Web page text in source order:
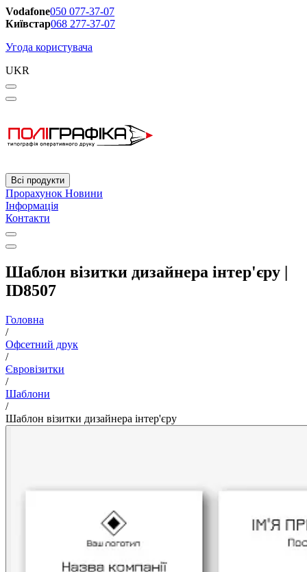
Vodafone050 077-37-07
Київстар068 277-37-07
Угода користувача
UKR
Всі продукти
Прорахунок Новини
Інформація
Контакти
Шаблон візитки дизайнера інтер'єру |
ID8507
Головна
/
Офсетний друк
/
Євровізитки
/
Шаблони
/
Шаблон візитки дизайнера інтер'єру